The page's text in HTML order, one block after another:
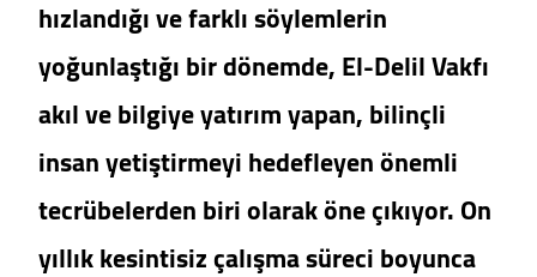
hızlandığı ve farklı söylemlerin
yoğunlaştığı bir dönemde, El-Delil Vakfı
akıl ve bilgiye yatırım yapan, bilinçli
insan yetiştirmeyi hedefleyen önemli
tecrübelerden biri olarak öne çıkıyor. On
yıllık kesintisiz çalışma süreci boyunca